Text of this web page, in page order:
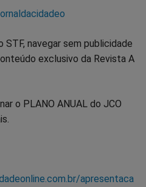
STF, navegar sem publicidade
exclusivo da Revista A
o PLANO ANUAL do JCO
apresentaca